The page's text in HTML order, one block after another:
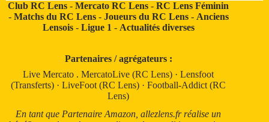
Club RC Lens -Mercato RC Lens -RC Lens Féminin
- Matchs du RC Lens- Joueurs du RC Lens- Anciens
Lensois- Ligue 1 - Actualités diverses
Partenaires / agrégateurs :
Live Mercato .MercatoLive (RC Lens) ·Lensfoot
(Transferts) ·LiveFoot (RC Lens) ·Football-Addict (RC
Lens)
En tant que Partenaire Amazon, allezlens.fr réalise un